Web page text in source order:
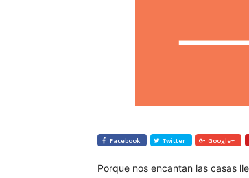
Facebook Twitter Google+
Porque nos encantan las casas